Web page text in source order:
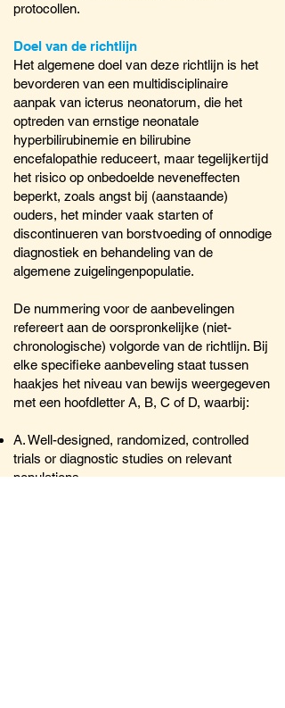
protocollen.
Doel van de richtlijn
Het algemene doel van deze richtlijn is het
bevorderen van een multidisciplinaire
aanpak van icterus neonatorum, die het
optreden van ernstige neonatale
hyperbilirubinemie en bilirubine
encefalopathie reduceert, maar tegelijkertijd
het risico op onbedoelde neveneffecten
beperkt, zoals angst bij (aanstaande)
ouders, het minder vaak starten of
discontinueren van borstvoeding of onnodige
diagnostiek en behandeling van de
algemene zuigelingenpopulatie.
De nummering voor de aanbevelingen
refereert aan de oorspronkelijke (niet-
chronologische) volgorde van de richtlijn. Bij
elke specifieke aanbeveling staat tussen
haakjes het niveau van bewijs weergegeven
met een hoofdletter A, B, C of D, waarbij:
A. Well-designed, randomized, controlled
trials or diagnostic studies on relevant
populations